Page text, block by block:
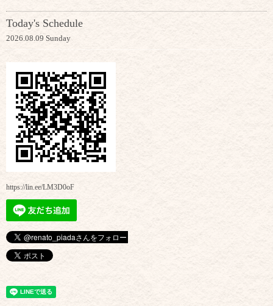
Today's Schedule
2026.08.09 Sunday
https://lin.ee/LM3D0oF